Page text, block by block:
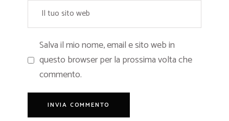
Salva il mio nome, email e sito web in
questo browser per la prossima volta che
commento.